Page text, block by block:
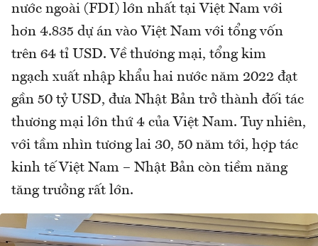
nước ngoài (FDI) lớn nhất tại Việt Nam với
hơn 4.835 dự án vào Việt Nam với tổng vốn
trên 64 tỉ USD. Về thương mại, tổng kim
ngạch xuất nhập khẩu hai nước năm 2022 đạt
gần 50 tỷ USD, đưa Nhật Bản trở thành đối tác
thương mại lớn thứ 4 của Việt Nam. Tuy nhiên,
với tầm nhìn tương lai 30, 50 năm tới, hợp tác
kinh tế Việt Nam – Nhật Bản còn tiềm năng
tăng trưởng rất lớn.